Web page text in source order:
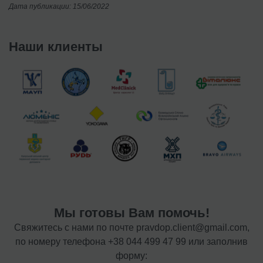
Дата публикации: 15/06/2022
Наши клиенты
Мы готовы Вам помочь!
Свяжитесь с нами по почте pravdop.client@gmail.com,
по номеру телефона +38 044 499 47 99 или заполнив
форму: